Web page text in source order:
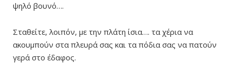
ψηλό βουνό….
Σταθείτε, λοιπόν, με την πλάτη ίσια…. τα χέρια να
ακουμπούν στα πλευρά σας και τα πόδια σας να πατούν
γερά στο έδαφος.